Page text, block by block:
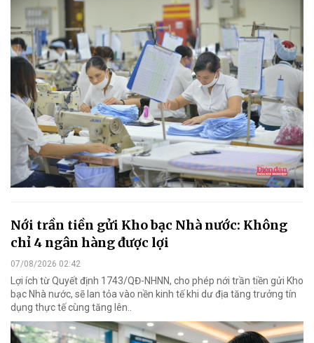
Nới trần tiền gửi Kho bạc Nhà nước: Không
chỉ 4 ngân hàng được lợi
07/08/2026 02:42
Lợi ích từ Quyết định 1743/QĐ-NHNN, cho phép nới trần tiền gửi Kho
bạc Nhà nước, sẽ lan tỏa vào nền kinh tế khi dư địa tăng trưởng tín
dụng thực tế cùng tăng lên..